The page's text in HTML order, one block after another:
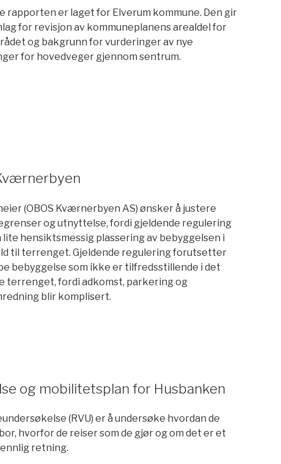
rapporten er laget for Elverum kommune. Den gir
for revisjon av kommuneplanens arealdel for
og bakgrunn for vurderinger av nye
for hovedveger gjennom sentrum.
(OBOS Kværnerbyen AS) ønsker å justere
og utnyttelse, fordi gjeldende regulering
lite hensiktsmessig plassering av bebyggelsen i
til terrenget. Gjeldende regulering forutsetter
bebyggelse som ikke er tilfredsstillende i det
terrenget, fordi adkomst, parkering og
blir komplisert.
og mobilitetsplan for Husbanken
(RVU) er å undersøke hvordan de
hvorfor de reiser som de gjør og om det er et
retning.